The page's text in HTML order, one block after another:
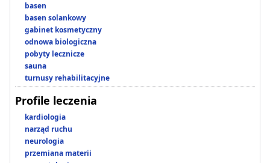
basen
basen solankowy
gabinet kosmetyczny
odnowa biologiczna
pobyty lecznicze
sauna
turnusy rehabilitacyjne
Profile leczenia
kardiologia
narząd ruchu
neurologia
przemiana materii